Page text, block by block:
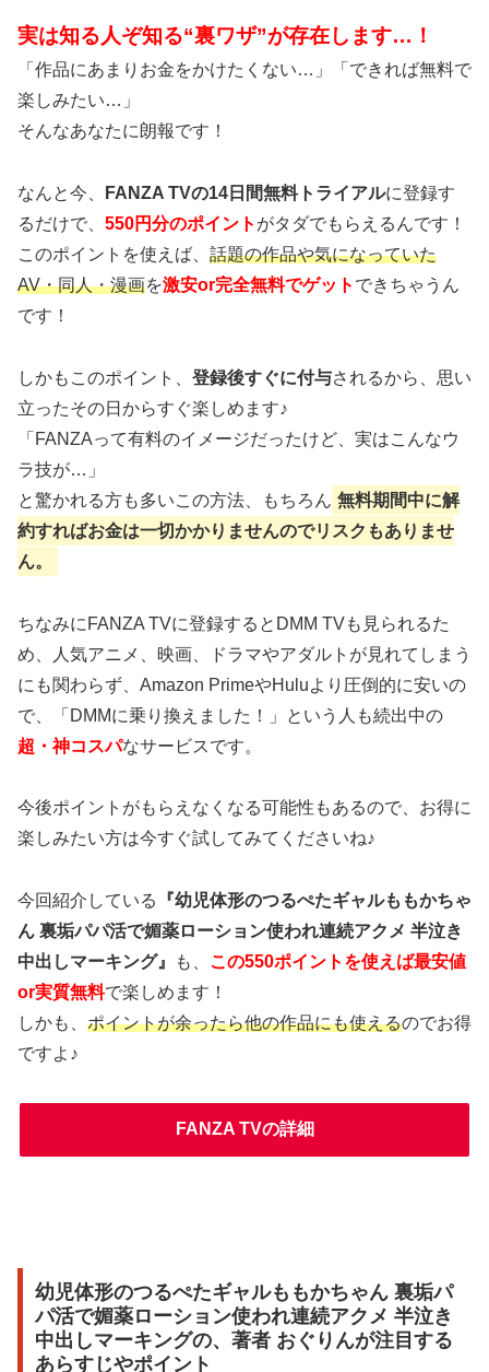
実は知る人ぞ知る“裏ワザ”が存在します…！
「作品にあまりお金をかけたくない…」「できれば無料で
楽しみたい…」
そんなあなたに朗報です！
なんと今、 FANZA TVの14日間無料トライアルに登録す
るだけで、 550円分のポイント がタダでもらえるんです！
このポイントを使えば、 話題の作品や気になっていた
AV・同人・漫画を激安or完全無料でゲット できちゃうん
です！
しかもこのポイント、 登録後すぐに付与されるから、思い
立ったその日からすぐ楽しめます♪
「FANZAって有料のイメージだったけど、実はこんなウ
ラ技が…」
と驚かれる方も多いこの方法、もちろん 無料期間中に解
約すればお金は一切かかりませんのでリスクもありませ
ん。
ちなみにFANZA TVに登録するとDMM TVも見られるた
め、人気アニメ、映画、ドラマやアダルトが見れてしまう
にも関わらず、Amazon PrimeやHuluより圧倒的に安いの
で、「DMMに乗り換えました！」という人も続出中の
超・神コスパなサービスです。
今後ポイントがもらえなくなる可能性もあるので、お得に
楽しみたい方は今すぐ試してみてくださいね♪
今回紹介している
『幼児体形のつるぺたギャルももかちゃ
ん 裏垢パパ活で媚薬ローション使われ連続アクメ 半泣き
中出しマーキング』
も、 この550ポイントを使えば最安値
or実質無料で楽しめます！
しかも、 ポイントが余ったら他の作品にも使えるのでお得
ですよ♪
FANZA TVの詳細
幼児体形のつるぺたギャルももかちゃん 裏垢パ
パ活で媚薬ローション使われ連続アクメ 半泣き
中出しマーキングの、著者 おぐりんが注目する
あらすじやポイント